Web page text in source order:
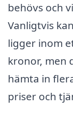
behövs och
Vanligtvis
ligger inom
kronor, men
hämta in
priser och